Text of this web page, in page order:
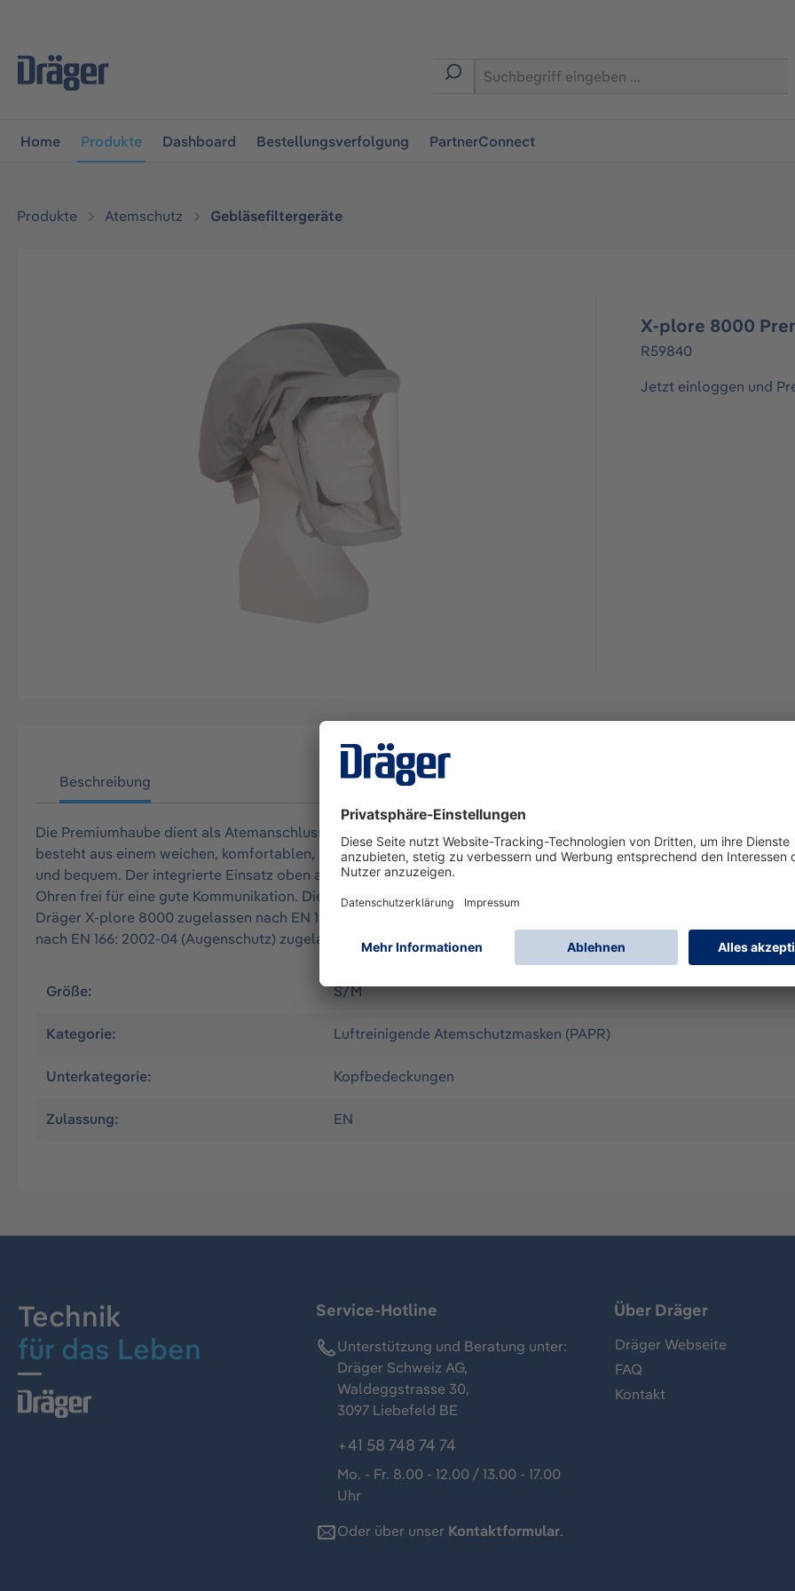
Home Produkte Dashboard Bestellungsverfolgung PartnerConnect
Produkte Atemschutz Gebläsefiltergeräte
X-plore 8000
R59840
Jetzt einloggen und
Beschreibung
Die Premiumhaube dient als Atemanschluss für die Gebläsefiltergeräte der Dräger X-plore 8000 Serie und für
besteht aus einem weichen, komfortablen, geräuscharmen, öl -und wasserabweisendem Material. Durch die
und bequem. Der integrierte Einsatz oben an der Sichtscheibe ermöglicht ein weites Blickfeld ohne Verzerrung.
Ohren frei für eine gute Kommunikation. Die Haube ist geeignet für Brillen- und Bartträger. Eine Reinigung und
Dräger X-plore 8000 zugelassen nach EN 12941: 2009, Schutzklasse TH3, in Verbindung mit Dräger X-plore 9300
nach EN 166: 2002-04 (Augenschutz) zugelassen.
Größe: S/M
Kategorie: Luftreinigende Atemschutzmasken (PAPR)
Unterkategorie: Kopfbedeckungen
Zulassung: EN
Technik
für das Leben
Service-Hotline
Unterstützung und Beratung unter:
Dräger Schweiz AG,
Waldeggstrasse 30,
3097 Liebefeld BE
+41 58 748 74 74
Mo. - Fr. 8.00 - 12.00 / 13.00 - 17.00
Uhr
Oder über unser Kontaktformular.
Über Dräger
Dräger Webseite
FAQ
Kontakt